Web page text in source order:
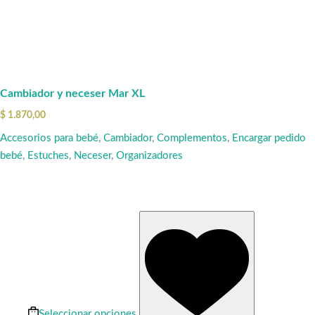
Cambiador y neceser Mar XL
$ 1.870,00
Accesorios para bebé, Cambiador, Complementos, Encargar pedido
bebé, Estuches, Neceser, Organizadores
producto
tiene
múltiples
variantes.